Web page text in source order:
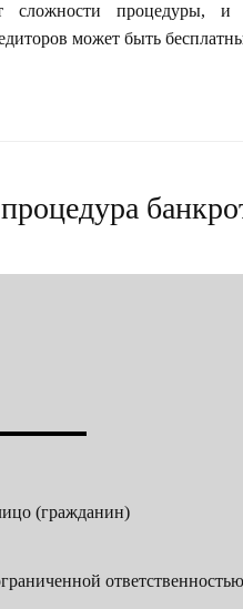
сложности процедуры, и
может быть
(гражданин)
ответственностью